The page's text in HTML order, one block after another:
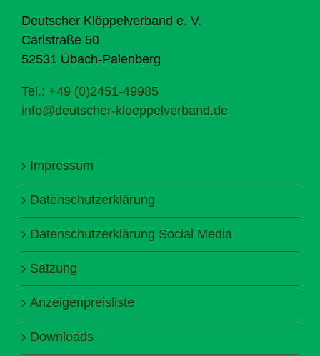
Deutscher Klöppelverband e. V.
Carlstraße 50
52531 Übach-Palenberg
Tel.: +49 (0)2451-49985
info@deutscher-kloeppelverband.de
Impressum
Datenschutzerklärung
Datenschutzerklärung Social Media
Satzung
Anzeigenpreisliste
Downloads